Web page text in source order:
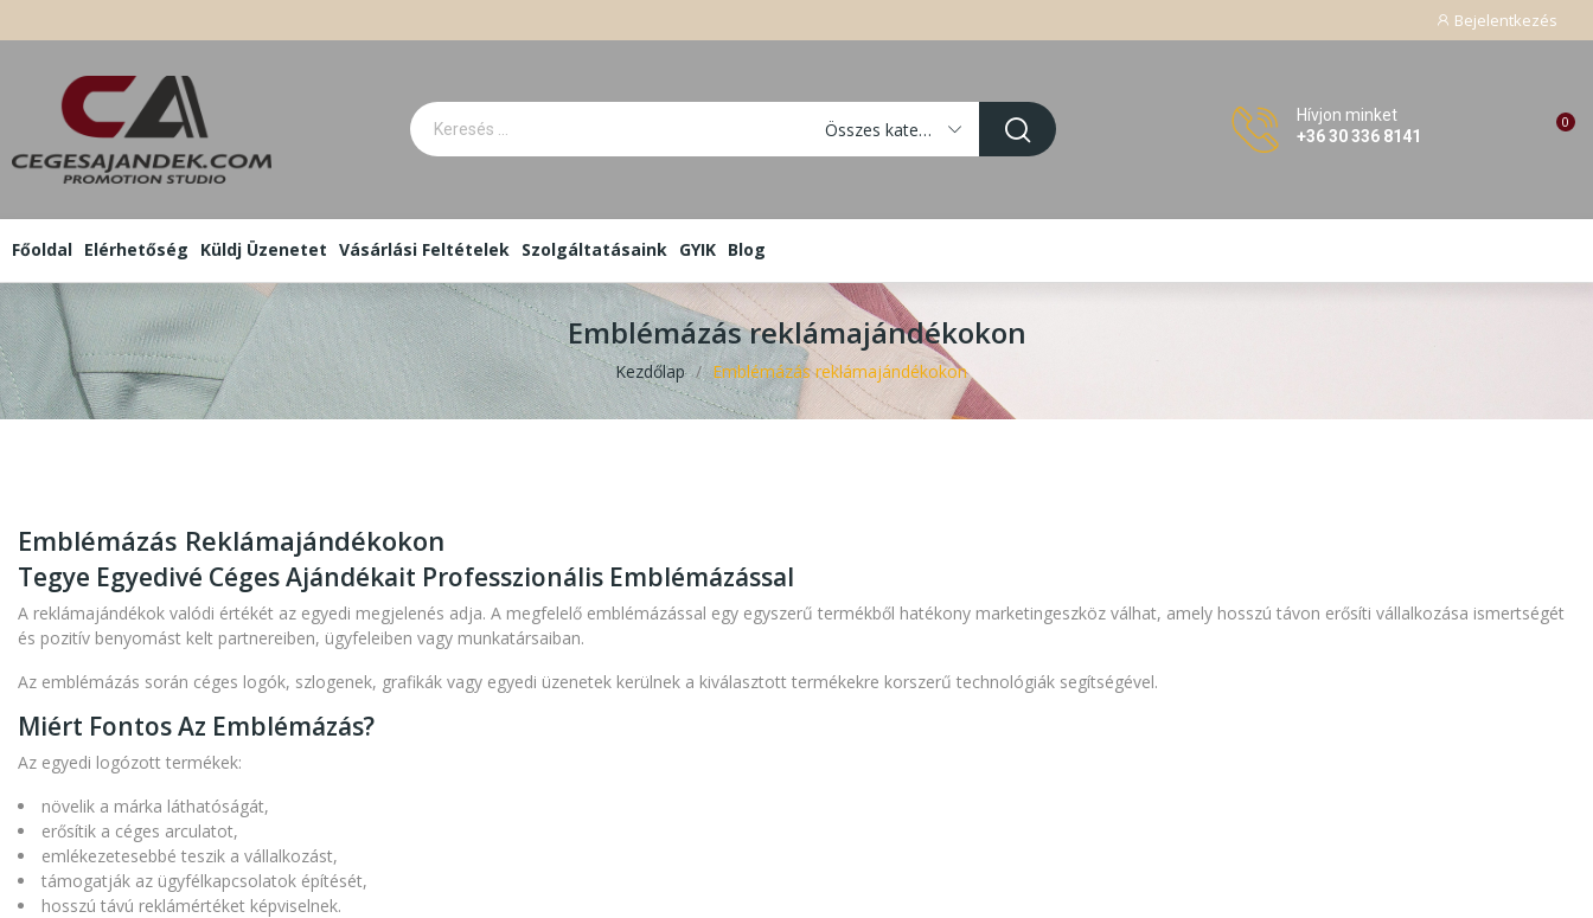
Bejelentkezés
Összes kategória
Hívjon minket
+36 30 336 8141
0
Főoldal Elérhetőség Küldj Üzenetet Vásárlási Feltételek Szolgáltatásaink GYIK Blog
Emblémázás reklámajándékokon
Kezdőlap Emblémázás reklámajándékokon
Emblémázás Reklámajándékokon
Tegye Egyedivé Céges Ajándékait Professzionális Emblémázással
A reklámajándékok valódi értékét az egyedi megjelenés adja. A megfelelő emblémázással egy egyszerű termékből hatékony marketingeszköz válhat, amely hosszú távon erősíti vállalkozása ismertségét
és pozitív benyomást kelt partnereiben, ügyfeleiben vagy munkatársaiban.
Az emblémázás során céges logók, szlogenek, grafikák vagy egyedi üzenetek kerülnek a kiválasztott termékekre korszerű technológiák segítségével.
Miért Fontos Az Emblémázás?
Az egyedi logózott termékek:
növelik a márka láthatóságát,
erősítik a céges arculatot,
emlékezetesebbé teszik a vállalkozást,
támogatják az ügyfélkapcsolatok építését,
hosszú távú reklámértéket képviselnek.